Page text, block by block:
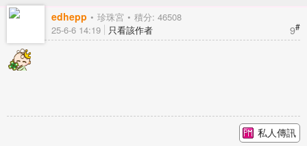
edhepp 珍珠宮 積分: 46508
9#
25-6-6 14:19 只看該作者
私人傳訊